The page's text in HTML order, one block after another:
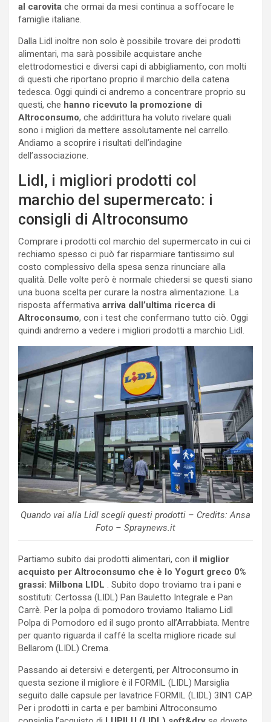
al carovita che ormai da mesi continua a soffocare le
famiglie italiane.
Dalla Lidl inoltre non solo è possibile trovare dei prodotti
alimentari, ma sarà possibile acquistare anche
elettrodomestici e diversi capi di abbigliamento, con molti
di questi che riportano proprio il marchio della catena
tedesca. Oggi quindi ci andremo a concentrare proprio su
questi, che hanno ricevuto la promozione di
Altroconsumo, che addirittura ha voluto rivelare quali
sono i migliori da mettere assolutamente nel carrello.
Andiamo a scoprire i risultati dell’indagine
dell’associazione.
Lidl, i migliori prodotti col
marchio del supermercato: i
consigli di Altroconsumo
Comprare i prodotti col marchio del supermercato in cui ci
rechiamo spesso ci può far risparmiare tantissimo sul
costo complessivo della spesa senza rinunciare alla
qualità. Delle volte però è normale chiedersi se questi siano
una buona scelta per curare la nostra alimentazione. La
risposta affermativa arriva dall’ultima ricerca di
Altroconsumo, con i test che confermano tutto ciò. Oggi
quindi andremo a vedere i migliori prodotti a marchio Lidl.
Quando vai alla Lidl scegli questi prodotti – Credits: Ansa
Foto – Spraynews.it
Partiamo subito dai prodotti alimentari, con il miglior
acquisto per Altroconsumo che è lo Yogurt greco 0%
grassi: Milbona LIDL . Subito dopo troviamo tra i pani e
sostituti: Certossa (LIDL) Pan Bauletto Integrale e Pan
Carrè. Per la polpa di pomodoro troviamo Italiamo Lidl
Polpa di Pomodoro ed il sugo pronto all’Arrabbiata. Mentre
per quanto riguarda il caffé la scelta migliore ricade sul
Bellarom (LIDL) Crema.
Passando ai detersivi e detergenti, per Altroconsumo in
questa sezione il migliore è il FORMIL (LIDL) Marsiglia
seguito dalle capsule per lavatrice FORMIL (LIDL) 3IN1 CAP.
Per i prodotti in carta e per bambini Altroconsumo